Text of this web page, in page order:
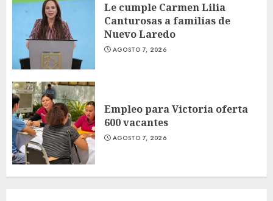
Le cumple Carmen Lilia
Canturosas a familias de
Nuevo Laredo
AGOSTO 7, 2026
Empleo para Victoria oferta
600 vacantes
AGOSTO 7, 2026